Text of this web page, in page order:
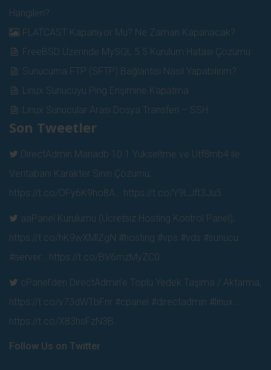
Hangileri?
FLATCAST Kapanıyor Mu? Ne Zaman Kapanacak?
FreeBSD Üzerinde MySQL 5.5 Kurulum Hatası Çözümü
Sunucuma FTP (SFTP) Bağlantısı Nasıl Yapabilirim?
Linux Sunucuyu Ping Erişimine Kapatma
Linux Sunucular Arası Dosya Transferi – SSH
Son Tweetler
DirectAdmin Mariadb 10.1 Yükseltme ve Utf8mb4 ile
Veritabanı Karakter Sınırı Çözümü;
https://t.co/OFy6K9ho8A…
https://t.co/Y9LJft3Ju5
aaPanel Kurulumu (Ücretsiz Hosting Kontrol Panel);
https://t.co/hK9wXMlZgN #hosting #vps #vds #sunucu
#server… https://t.co/BV6mzMyZC0
cPanel’den DirectAdmin’e Toplu Yedek Taşıma / Aktarma;
https://t.co/v73dWTbFnr #cpanel #directadmin #linux…
https://t.co/X83hsFzN3B
Follow Us on Twitter